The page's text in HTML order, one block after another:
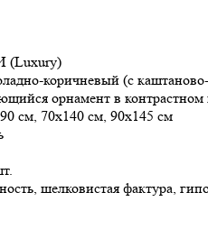
(Luxury)
коричневый (с
орнамент в
см, 70х140 см, 90х145 см
шелковистая фактура,